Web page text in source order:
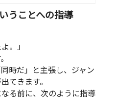
うことへの指導
。」
時だ」と主張し、ジャン
てきます。
る前に、次のように指導